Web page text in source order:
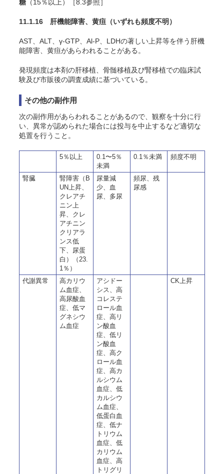
糖 （15％以上）［8.3参照］
11.1.16 肝機能障害、黄疸 （いずれも頻度不明）
AST、ALT、γ-GTP、Al-P、LDHの著しい上昇等を伴う肝機
能障害、黄疸があらわれることがある。
発現頻度は本剤の肝移植、骨髄移植及び腎移植での臨床試
験及び市販後の調査成績に基づいている。
その他の副作用
次の副作用があらわれることがあるので、観察を十分に行
い、異常が認められた場合には投与を中止するなど適切な
処置を行うこと。
5％以上
0.1〜5％
未満
0.1％未満 頻度不明
腎臓
腎障害（B
UN上昇、
クレアチ
ニン上
昇、クレ
アチニン
クリアラ
ンス低
下、尿蛋
白）（23.
1％）
尿量減
少、血
尿、多尿
頻尿、残
尿感
代謝異常
高カリウ
ム血症、
高尿酸血
症、低マ
グネシウ
ム血症
アシドー
シス、高
コレステ
ロール血
症、高リ
ン酸血
症、低リ
ン酸血
症、高ク
ロール血
症、高カ
ルシウム
血症、低
カルシウ
ム血症、
低蛋白血
症、低ナ
トリウム
血症、低
カリウム
血症、高
トリグリ
CK上昇